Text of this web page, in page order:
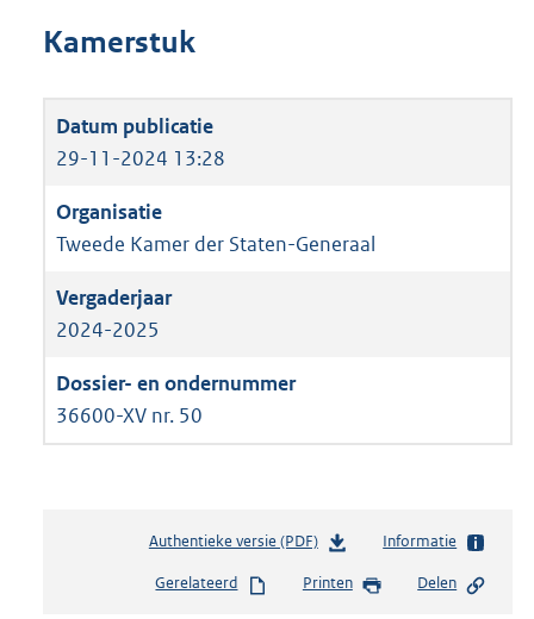
Kamerstuk
29-11-2024 13:28
Tweede Kamer der Staten-Generaal
2024-2025
36600-XV nr. 50
Authentieke versie (PDF)b
s
Informatie
Gerelateerd Printen Delen